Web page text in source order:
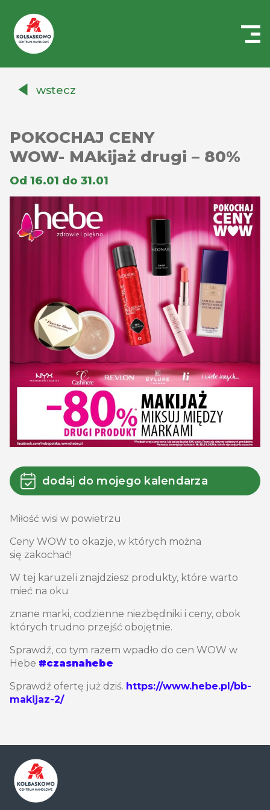
Auchanwstecz
POKOCHAJ CENY
WOW- MAkijaż drugi – 80%
Od 16.01 do 31.01
dodaj do mojego kalendarza
Miłość wisi w powietrzu
Ceny WOW to okazje, w których można
się zakochać!
W tej karuzeli znajdziesz produkty, które warto
mieć na oku
znane marki, codzienne niezbędniki i ceny, obok
których trudno przejść obojętnie.
Sprawdź, co tym razem wpadło do cen WOW w
Hebe #czasnahebe
Sprawdź ofertę już dziś. https://www.hebe.pl/bb-
makijaz-2/